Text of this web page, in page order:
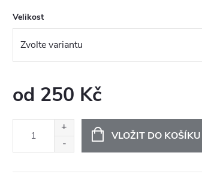
Velikost
od 250 Kč
VLOŽIT DO KOŠÍKU